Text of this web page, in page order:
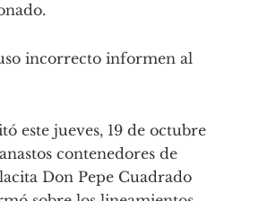
incorrecto informen al
este jueves, 19 de octubre
contenedores de
Don Pepe Cuadrado